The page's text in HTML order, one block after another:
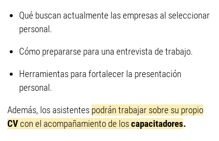
Qué buscan actualmente las empresas al seleccionar
personal.
Cómo prepararse para una entrevista de trabajo.
Herramientas para fortalecer la presentación
personal.
Además, los asistentes podrán trabajar sobre su propio
CV con el acompañamiento de loscapacitadores.